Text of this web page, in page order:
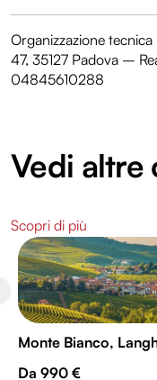
Organizzazione
47, 35127 Padova –
04845610288
Vedi altre
Scopri di più
Monte Bianco,
Da 990 €